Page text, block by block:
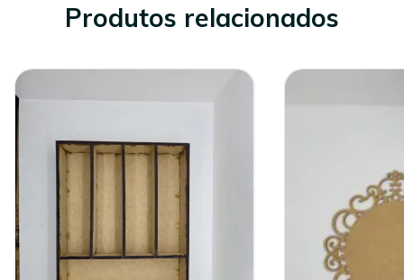
Produtos relacionados